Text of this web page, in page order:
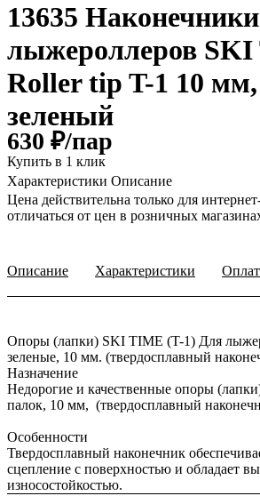
13635
лыжероллеров
Roller tip T-1 10
зеленый
630 ₽/пар
Купить в 1 клик
Характеристики Описание
Цена действительна только для
отличаться от цен в розничных
Описание Характеристики
Опоры (лапки) SKI TIME (T-1) Для
зеленые, 10 мм. (твердосплавный
Назначение
Недорогие и качественные опоры
палок, 10 мм, (твердосплавный
Особенности
Твердосплавный наконечник
сцепление с поверхностью и обладает
износостойкостью.